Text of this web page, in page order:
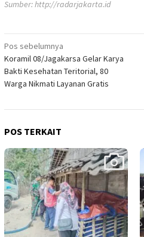
Sumber:http://radarjakarta.id
Navigasi
pos
Pos sebelumnya
Koramil 08/Jagakarsa Gelar Karya
Bakti Kesehatan Teritorial, 80
Warga Nikmati Layanan Gratis
POS TERKAIT